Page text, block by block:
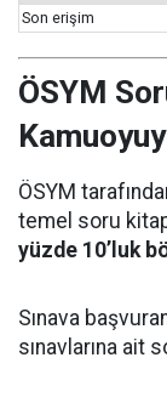
Son erişim
ÖSYM
ÖSYM
temel soru
yüzde 10’luk
Sınava
sınavlarına ait